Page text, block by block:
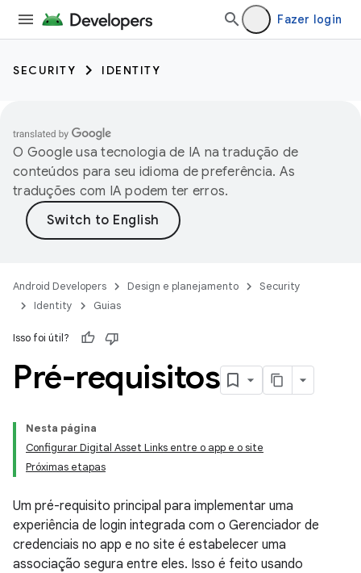
Fazer login
SECURITY IDENTITY
O Google usa tecnologia de IA na tradução de
conteúdos para seu idioma de preferência. As
traduções com IA podem ter erros.
Android Developers Design e planejamento
Security
Identity
Guias
Isso foi útil?
Pré-requisitos
Nesta página
Configurar Digital Asset Links entre o app e o site
Próximas etapas
Um pré-requisito principal para implementar uma
experiência de login integrada com o Gerenciador de
credenciais no app e no site é estabelecer uma
associação segura entre eles. Isso é feito usando